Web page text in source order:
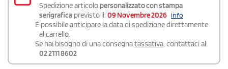
Spedizione articolo personalizzato con stampa
serigrafica previsto il: 09 Novembre 2026 info
É possibileanticipare la data di spedizionedirettamente
al carrello.
Se hai bisogno di una consegnatassativa, contattaci al:
02 2111 8602